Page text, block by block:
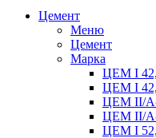
Цемент
Меню
Цемент
Марка
ЦЕМ I
ЦЕМ I
ЦЕМ II/
ЦЕМ II/
ЦЕМ I